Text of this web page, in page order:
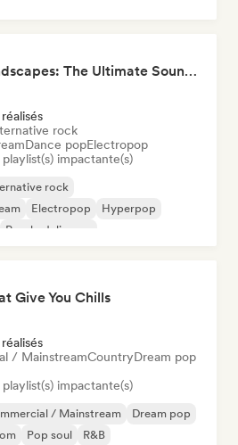
FIFA Soundscapes: The Ultimate Soundtrack ⚽️ Festival Indie, Electropop & Dance Anthems
rock
Dance popElectropop
impactante(s)
rock
Electropop
Hyperpop
Psychedelic pop
Give You Chills
/ MainstreamCountryDream pop
impactante(s)
/ Mainstream
Dream pop
Pop soul
R&B